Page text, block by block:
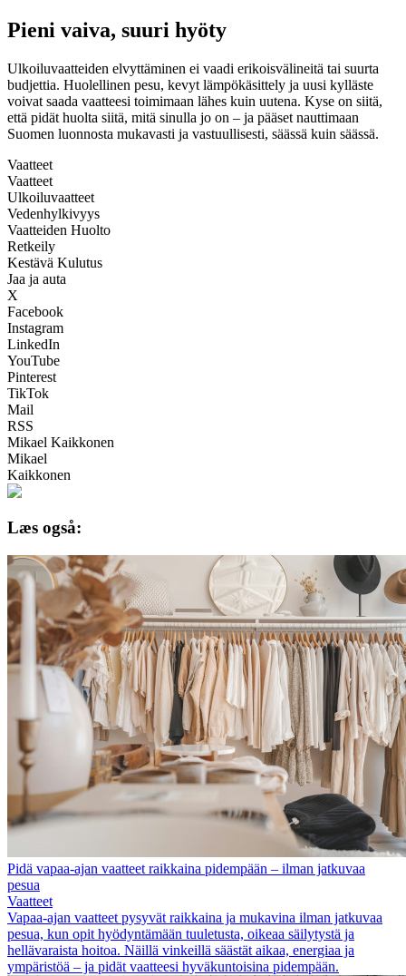
Pieni vaiva, suuri hyöty
Ulkoiluvaatteiden elvyttäminen ei vaadi erikoisvälineitä tai suurta
budjettia. Huolellinen pesu, kevyt lämpökäsittely ja uusi kylläste
voivat saada vaatteesi toimimaan lähes kuin uutena. Kyse on siitä,
että pidät huolta siitä, mitä sinulla jo on – ja pääset nauttimaan
Suomen luonnosta mukavasti ja vastuullisesti, säässä kuin säässä.
Vaatteet
Vaatteet
Ulkoiluvaatteet
Vedenhylkivyys
Vaatteiden Huolto
Retkeily
Kestävä Kulutus
Jaa ja auta
X
Facebook
Instagram
LinkedIn
YouTube
Pinterest
TikTok
Mail
RSS
Mikael Kaikkonen
Mikael
Kaikkonen
Læs også:
Pidä vapaa-ajan vaatteet raikkaina pidempään – ilman jatkuvaa
pesua
Vaatteet
Vapaa-ajan vaatteet pysyvät raikkaina ja mukavina ilman jatkuvaa
pesua, kun opit hyödyntämään tuuletusta, oikeaa säilytystä ja
hellävaraista hoitoa. Näillä vinkeillä säästät aikaa, energiaa ja
ympäristöä – ja pidät vaatteesi hyväkuntoisina pidempään.